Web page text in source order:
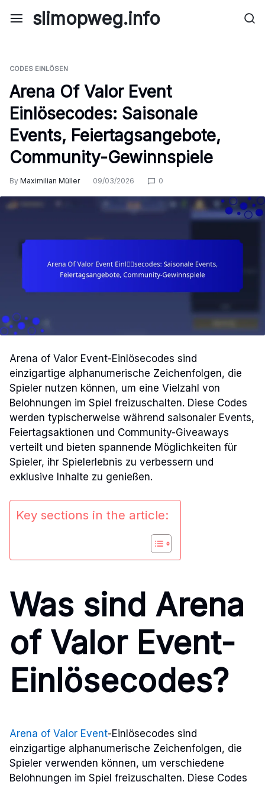
slimopweg.info
CODES EINLÖSEN
Arena Of Valor Event
Einlösecodes: Saisonale
Events, Feiertagsangebote,
Community-Gewinnspiele
By Maximilian Müller 09/03/2026 0
Arena of Valor Event-Einlösecodes sind
einzigartige alphanumerische Zeichenfolgen, die
Spieler nutzen können, um eine Vielzahl von
Belohnungen im Spiel freizuschalten. Diese Codes
werden typischerweise während saisonaler Events,
Feiertagsaktionen und Community-Giveaways
verteilt und bieten spannende Möglichkeiten für
Spieler, ihr Spielerlebnis zu verbessern und
exklusive Inhalte zu genießen.
Key sections in the article:
Was sind Arena
of Valor Event-
Einlösecodes?
Arena of Valor Event-Einlösecodes sind
einzigartige alphanumerische Zeichenfolgen, die
Spieler verwenden können, um verschiedene
Belohnungen im Spiel freizuschalten. Diese Codes